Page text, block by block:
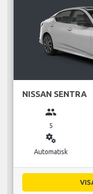
NISSAN SENTRA
group
5
miscellaneous_services
Automatisk